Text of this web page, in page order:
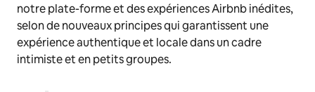
notre plate-forme et des expériences Airbnb inédites,
selon de nouveaux principes qui garantissent une
expérience authentique et locale dans un cadre
intimiste et en petits groupes.